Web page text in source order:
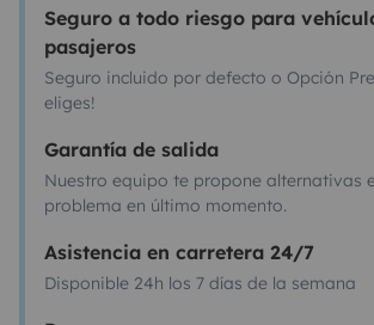
Seguro a todo riesgo para
pasajeros
Seguro incluido por defecto o Opción
eliges!
Garantía de salida
Nuestro equipo te propone alternativas
problema en último momento.
Asistencia en carretera 24/7
Disponible 24h los 7 días de la semana